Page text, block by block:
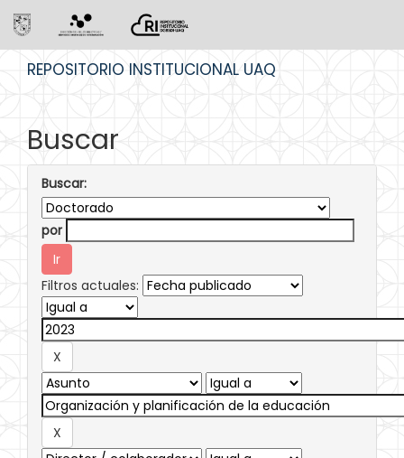
REPOSITORIO INSTITUCIONAL UAQ
Buscar
Buscar:
por
Filtros actuales: